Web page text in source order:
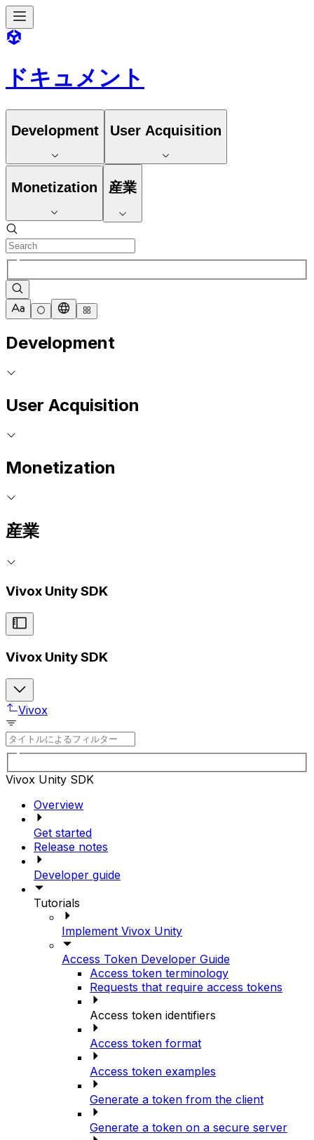
ドキュメント
Development User Acquisition
Monetization 産業
Development
User Acquisition
Monetization
産業
Vivox Unity SDK
Vivox Unity SDK
Vivox
Vivox Unity SDK
Overview
Get started
Release notes
Developer guide
Tutorials
Implement Vivox Unity
Access Token Developer Guide
Access token terminology
Requests that require access tokens
Access token identifiers
Access token format
Access token examples
Generate a token from the client
Generate a token on a secure server